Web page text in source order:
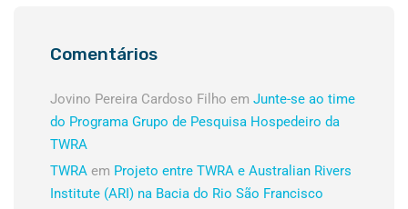
Comentários
Jovino Pereira Cardoso Filho em Junte-se ao time
do Programa Grupo de Pesquisa Hospedeiro da
TWRA
TWRA em Projeto entre TWRA e Australian Rivers
Institute (ARI) na Bacia do Rio São Francisco